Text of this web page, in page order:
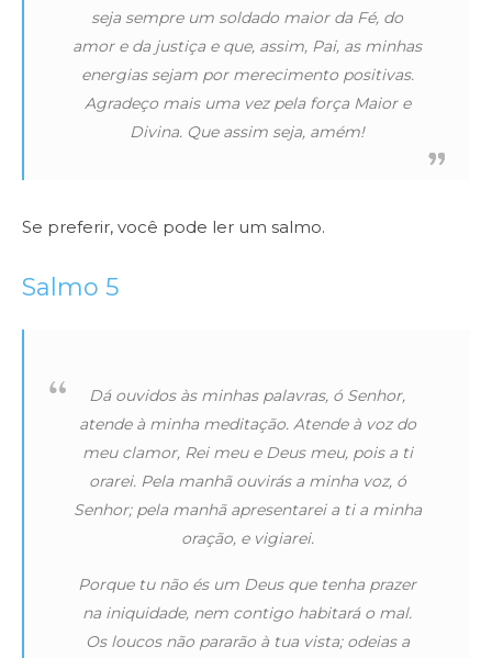
seja sempre um soldado maior da Fé, do
amor e da justiça e que, assim, Pai, as minhas
energias sejam por merecimento positivas.
Agradeço mais uma vez pela força Maior e
Divina. Que assim seja, amém!
Se preferir, você pode ler um salmo.
Salmo 5
Dá ouvidos às minhas palavras, ó Senhor,
atende à minha meditação. Atende à voz do
meu clamor, Rei meu e Deus meu, pois a ti
orarei. Pela manhã ouvirás a minha voz, ó
Senhor; pela manhã apresentarei a ti a minha
oração, e vigiarei.
Porque tu não és um Deus que tenha prazer
na iniquidade, nem contigo habitará o mal.
Os loucos não pararão à tua vista; odeias a